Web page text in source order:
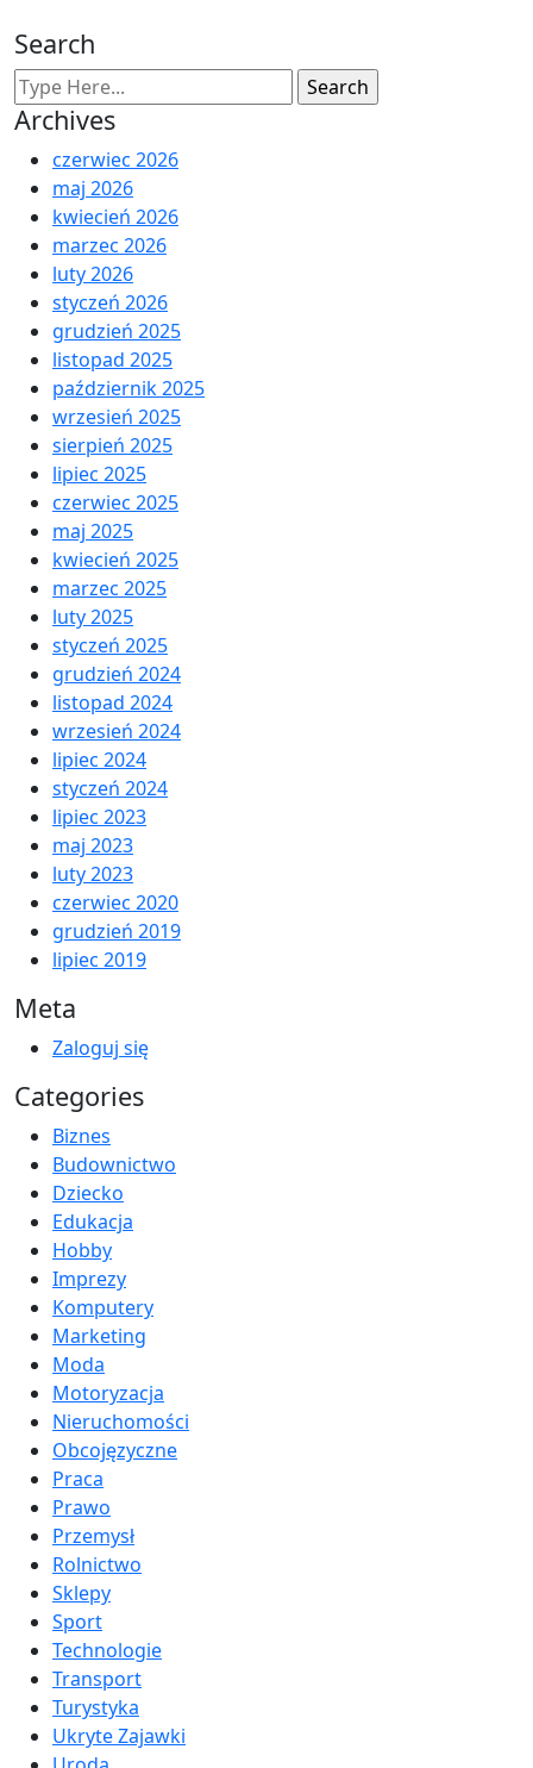
Search
Archives
czerwiec 2026
maj 2026
kwiecień 2026
marzec 2026
luty 2026
styczeń 2026
grudzień 2025
listopad 2025
październik 2025
wrzesień 2025
sierpień 2025
lipiec 2025
czerwiec 2025
maj 2025
kwiecień 2025
marzec 2025
luty 2025
styczeń 2025
grudzień 2024
listopad 2024
wrzesień 2024
lipiec 2024
styczeń 2024
lipiec 2023
maj 2023
luty 2023
czerwiec 2020
grudzień 2019
lipiec 2019
Meta
Zaloguj się
Categories
Biznes
Budownictwo
Dziecko
Edukacja
Hobby
Imprezy
Komputery
Marketing
Moda
Motoryzacja
Nieruchomości
Obcojęzyczne
Praca
Prawo
Przemysł
Rolnictwo
Sklepy
Sport
Technologie
Transport
Turystyka
Ukryte Zajawki